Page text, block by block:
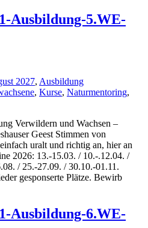
Ausbildung-5.WE-
2027, Ausbildung
, Kurse, Naturmentoring,
Verwildern und Wachsen –
Geest Stimmen von
uralt und richtig an, hier an
2026: 13.-15.03. / 10.-.12.04. /
/ 25.-27.09. / 30.10.-01.11.
gesponserte Plätze. Bewirb
Ausbildung-6.WE-